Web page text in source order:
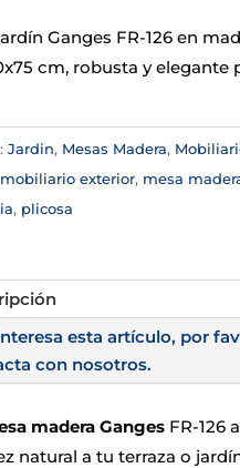
Ganges FR-126 en
cm, robusta y elegante
Jardin, Mesas Madera,
mobiliario exterior, mesa
, plicosa
esta artículo, por
con nosotros.
madera Ganges FR-126
natural a tu terraza o